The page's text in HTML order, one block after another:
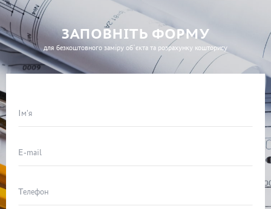
ЗАПОВНІТЬ ФОРМУ
для безкоштовного заміру об’єкта та розрахунку кошторису
Ім'я
E-mail
Телефон